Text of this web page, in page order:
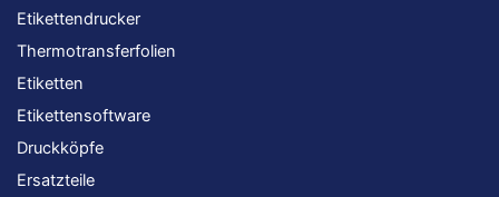
Etikettendrucker
Thermotransferfolien
Etiketten
Etikettensoftware
Druckköpfe
Ersatzteile